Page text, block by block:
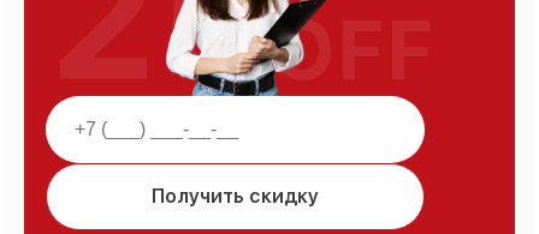
Получить скидку
OFF